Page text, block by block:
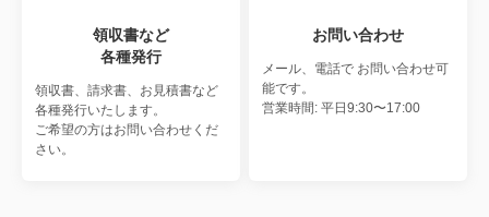
領収書など
各種発行
領収書、請求書、お見積書など
各種発行いたします。
ご希望の方はお問い合わせくだ
さい。
お問い合わせ
メール、電話で お問い合わせ可
能です。
営業時間: 平日9:30〜17:00